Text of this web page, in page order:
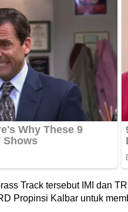
Track tersebut IMI dan
Propinsi Kalbar untuk